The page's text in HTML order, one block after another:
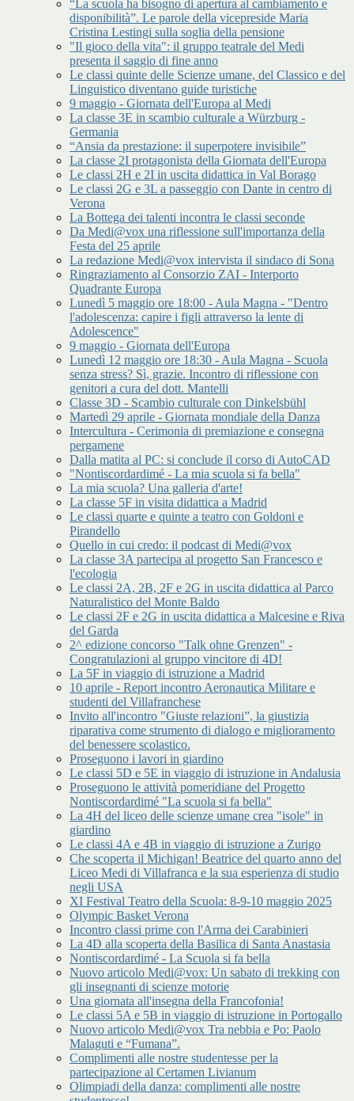
“La scuola ha bisogno di apertura al cambiamento e
disponibilità”. Le parole della vicepreside Maria
Cristina Lestingi sulla soglia della pensione
"Il gioco della vita": il gruppo teatrale del Medi
presenta il saggio di fine anno
Le classi quinte delle Scienze umane, del Classico e del
Linguistico diventano guide turistiche
9 maggio - Giornata dell'Europa al Medi
La classe 3E in scambio culturale a Würzburg -
Germania
“Ansia da prestazione: il superpotere invisibile”
La classe 2I protagonista della Giornata dell'Europa
Le classi 2H e 2I in uscita didattica in Val Borago
Le classi 2G e 3L a passeggio con Dante in centro di
Verona
La Bottega dei talenti incontra le classi seconde
Da Medi@vox una riflessione sull'importanza della
Festa del 25 aprile
La redazione Medi@vox intervista il sindaco di Sona
Ringraziamento al Consorzio ZAI - Interporto
Quadrante Europa
Lunedì 5 maggio ore 18:00 - Aula Magna - "Dentro
l'adolescenza: capire i figli attraverso la lente di
Adolescence"
9 maggio - Giornata dell'Europa
Lunedì 12 maggio ore 18:30 - Aula Magna - Scuola
senza stress? Sì, grazie. Incontro di riflessione con
genitori a cura del dott. Mantelli
Classe 3D - Scambio culturale con Dinkelsbühl
Martedì 29 aprile - Giornata mondiale della Danza
Intercultura - Cerimonia di premiazione e consegna
pergamene
Dalla matita al PC: si conclude il corso di AutoCAD
"Nontiscordardimé - La mia scuola si fa bella"
La mia scuola? Una galleria d'arte!
La classe 5F in visita didattica a Madrid
Le classi quarte e quinte a teatro con Goldoni e
Pirandello
Quello in cui credo: il podcast di Medi@vox
La classe 3A partecipa al progetto San Francesco e
l'ecologia
Le classi 2A, 2B, 2F e 2G in uscita didattica al Parco
Naturalistico del Monte Baldo
Le classi 2F e 2G in uscita didattica a Malcesine e Riva
del Garda
2^ edizione concorso "Talk ohne Grenzen" -
Congratulazioni al gruppo vincitore di 4D!
La 5F in viaggio di istruzione a Madrid
10 aprile - Report incontro Aeronautica Militare e
studenti del Villafranchese
Invito all'incontro "Giuste relazioni”, la giustizia
riparativa come strumento di dialogo e miglioramento
del benessere scolastico.
Proseguono i lavori in giardino
Le classi 5D e 5E in viaggio di istruzione in Andalusia
Proseguono le attività pomeridiane del Progetto
Nontiscordardimé "La scuola si fa bella"
La 4H del liceo delle scienze umane crea "isole" in
giardino
Le classi 4A e 4B in viaggio di istruzione a Zurigo
Che scoperta il Michigan! Beatrice del quarto anno del
Liceo Medi di Villafranca e la sua esperienza di studio
negli USA
XI Festival Teatro della Scuola: 8-9-10 maggio 2025
Olympic Basket Verona
Incontro classi prime con l'Arma dei Carabinieri
La 4D alla scoperta della Basilica di Santa Anastasia
Nontiscordardimé - La Scuola si fa bella
Nuovo articolo Medi@vox: Un sabato di trekking con
gli insegnanti di scienze motorie
Una giornata all'insegna della Francofonia!
Le classi 5A e 5B in viaggio di istruzione in Portogallo
Nuovo articolo Medi@vox Tra nebbia e Po: Paolo
Malaguti e “Fumana”.
Complimenti alle nostre studentesse per la
partecipazione al Certamen Livianum
Olimpiadi della danza: complimenti alle nostre